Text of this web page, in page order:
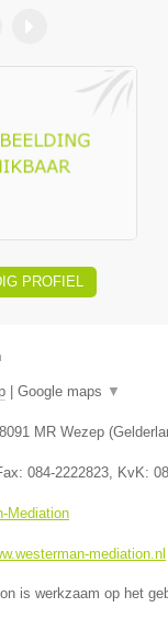
PROFIEL
| Google maps ▼
8091 MR Wezep (
084-2222823 , KvK:
Mediation
mediation.nl
is werkzaam op het